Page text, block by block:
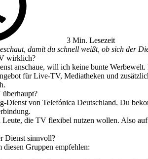
3 Min. Lesezeit
damit du schnell weißt, ob sich der
wirklich?
anschaue, will ich keine bunte
für Live-TV, Mediatheken und
Dienst von Telefónica Deutschland. Du
die TV flexibel nutzen wollen. Also
Dienst sinnvoll?
Gruppen empfehlen: